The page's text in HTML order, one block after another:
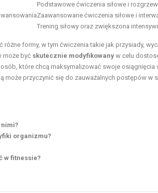
Podstawowe ćwiczenia siłowe i
Zaawansowane ćwiczenia siłowe i
Trening siłowy oraz zwiększona
formy, w tym ćwiczenia takie jak przysiady,
może być skutecznie modyfikowany w celu
które chcą maksymalizować swoje osiągnięcia
przyczynić się do zauważalnych postępów w
organizmu?
w fitnessie?